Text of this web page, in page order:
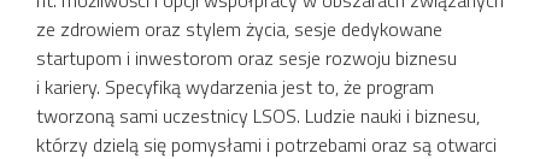
ze zdrowiem oraz stylem życia, sesje dedykowane
startupom i inwestorom oraz sesje rozwoju biznesu
i kariery. Specyfiką wydarzenia jest to, że program
tworzoną sami uczestnicy LSOS. Ludzie nauki i biznesu,
którzy dzielą się pomysłami i potrzebami oraz są otwarci